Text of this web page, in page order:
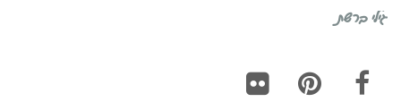
גילי ברשת